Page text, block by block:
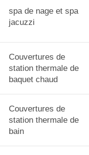
spa de nage et spa
jacuzzi
Couvertures de
station thermale de
baquet chaud
Couvertures de
station thermale de
bain